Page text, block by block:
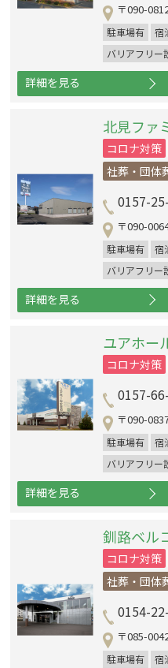
〒090-
駐車場有 宿
バリアフリー
詳細を見る
北見ファ
コロナ対策
社葬・団体
0157-
〒090-
駐車場有 宿
バリアフリー
詳細を見る
ユアホー
コロナ対策
0157-
〒090-
駐車場有 宿
バリアフリー
詳細を見る
釧路ベル
コロナ対策
社葬・団体
0154-
〒085-
駐車場有 宿